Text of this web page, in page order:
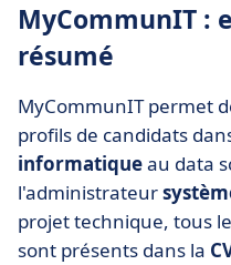
MyCommunIT :
résumé
MyCommunIT permet
profils de candidats
informatiqueau data
l'administrateur
projet technique, tous
sont présents dans la